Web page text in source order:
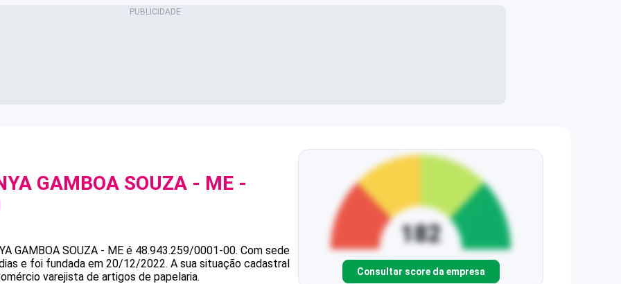
GAMBOA SOUZA - ME -
GAMBOA SOUZA - ME é 48.943.259/0001-00. Com sede
e foi fundada em 20/12/2022. A sua situação cadastral
varejista de artigos de papelaria. Consultar score da empresa